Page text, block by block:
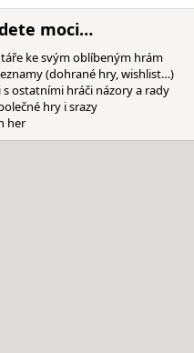
moci…
ke svým oblíbeným hrám
(dohrané hry, wishlist…)
ostatními hráči názory a rady
hry i srazy
her